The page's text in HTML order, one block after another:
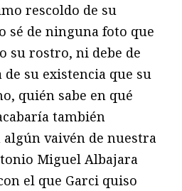
rescoldo de su
sé de ninguna foto que
su rostro, ni debe de
su existencia que su
quién sabe en qué
también
vaivén de nuestra
Miguel Albajara
el que Garci quiso